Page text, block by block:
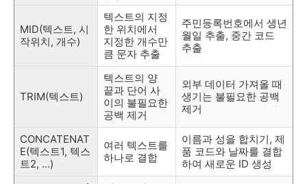
MID(텍스트, 시
작위치, 개수)
텍스트의 지정
한 위치에서
지정한 개수만
큼 문자 추출
주민등록번호에서 생년
월일 추출, 중간 코드
추출
TRIM(텍스트)
텍스트의 양
끝과 단어 사
이의 불필요한
공백 제거
외부 데이터 가져올 때
생기는 불필요한 공백
제거
CONCATENAT
E(텍스트1, 텍스
트2, ...)
여러 텍스트를
하나로 결합
이름과 성을 합치기, 제
품 코드와 날짜를 결합
하여 새로운 ID 생성